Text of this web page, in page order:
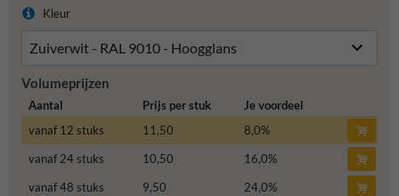
Kleur
Volumeprijzen
Aantal Prijs per stuk
Je voordeel
vanaf 12 stuks
11,50 8,0%
vanaf 24 stuks
10,50 16,0%
vanaf 48 stuks
9,50 24,0%